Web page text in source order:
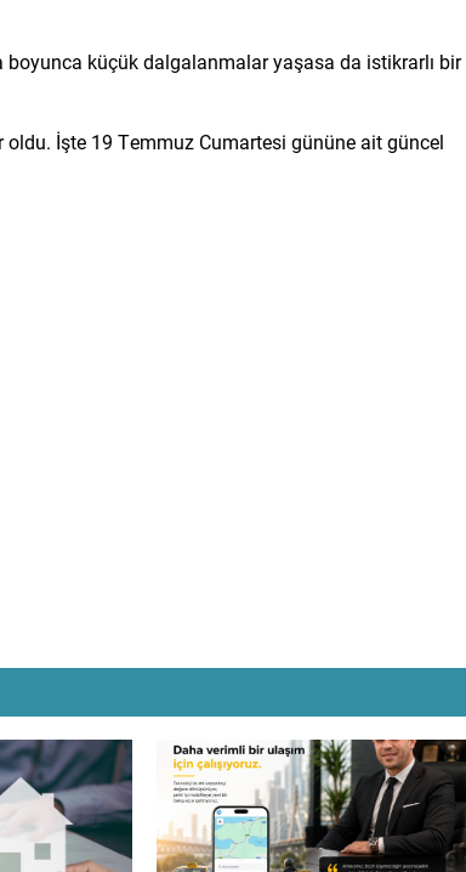
boyunca küçük dalgalanmalar yaşasa da istikrarlı bir
İşte 19 Temmuz Cumartesi gününe ait güncel